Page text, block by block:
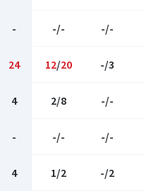
- -/- -/-
24 12/20 -/3
4 2/8 -/-
- -/- -/-
4 1/2 -/2